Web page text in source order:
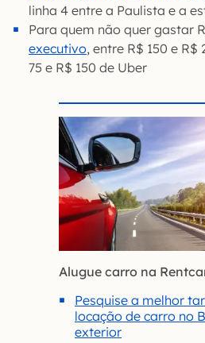
linha 4 entre a Paulista e a
Para quem não quer gastar
executivo, entre R$ 150 e
75 e R$ 150 de Uber
Alugue carro na
Pesquise a melhor
locação de carro no
exterior